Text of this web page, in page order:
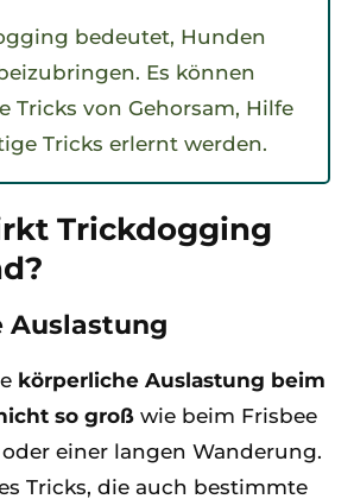
bedeutet, Hunden
Es können
Tricks von Gehorsam, Hilfe
Tricks erlernt werden.
Trickdogging
Auslastung
körperliche Auslastung beim
so groß wie beim Frisbee
oder einer langen Wanderung.
Tricks, die auch bestimmte